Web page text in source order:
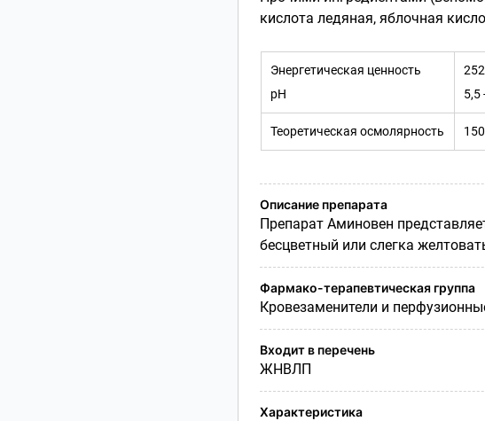
кислота ледяная, яблочная
Энергетическая ценность
рН
5,5
Теоретическая осмолярность
Описание препарата
Препарат Аминовен
бесцветный или слегка
Фармако-терапевтическая группа
Кровезаменители и
Входит в перечень
ЖНВЛП
Характеристика